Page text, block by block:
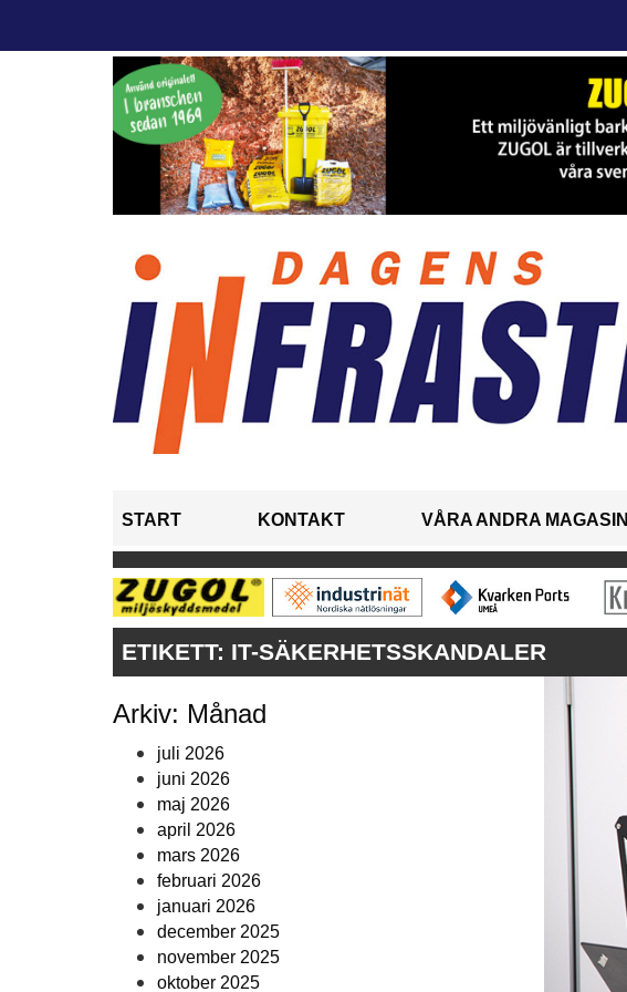
START KONTAKT VÅRA ANDRA MAGASIN
ETIKETT: IT-SÄKERHETSSKANDALER
Arkiv: Månad
juli 2026
juni 2026
maj 2026
april 2026
mars 2026
februari 2026
januari 2026
december 2025
november 2025
oktober 2025